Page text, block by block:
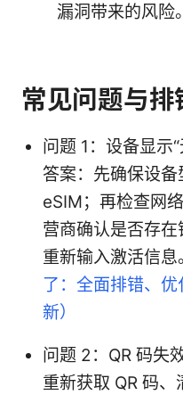
漏洞带来的风险。
常见问题与排
问题 1：设备显示
答案：先确保设
eSIM；再检查网
营商确认是否存
重新输入激活信息
了：全面排错、
新）
问题 2：QR 码失
重新获取 QR 码